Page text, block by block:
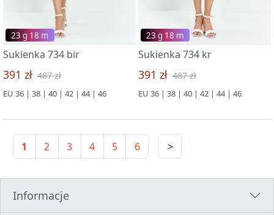
23 g 18 m
Sukienka 734 bir
391 zł 487 zł
EU 36 | 38 | 40 | 42 | 44 | 46
23 g 18 m
Sukienka 734 kr
391 zł 487 zł
EU 36 | 38 | 40 | 42 | 44 | 46
1 2 3 4 5 6 >
Informacje